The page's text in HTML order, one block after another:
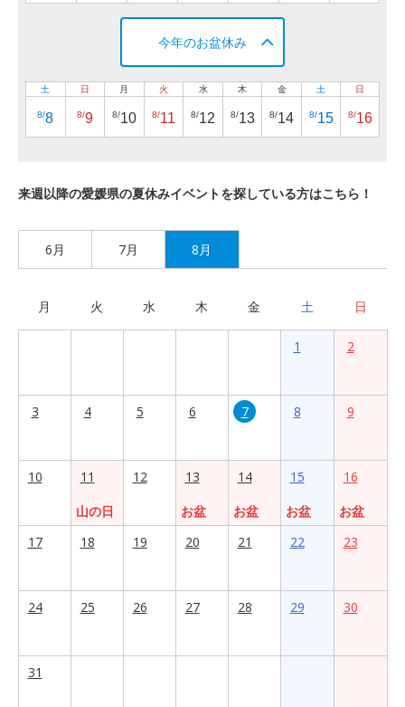
今年のお盆休み
土
8/8
日
8/9
月
8/10
火
8/11
水
8/12
木
8/13
金
8/14
土
8/15
日
8/16
来週以降の愛媛県の夏休みイベントを探している方はこちら！
6月 7月 8月
月 火 水 木 金 土 日
1 2
3 4 5 6 7 8 9
10
11
山の日
12
13
お盆
14
お盆
15
お盆
16
お盆
17
18 19 20 21 22 23
24 25 26 27 28 29 30
31